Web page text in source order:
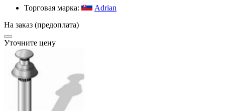
Торговая марка:
Adrian
На заказ (предоплата)
Уточните цену